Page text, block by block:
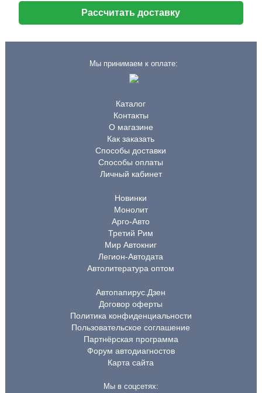
Рассчитать доставку
Мы принимаем к оплате:
Каталог
Контакты
О магазине
Как заказать
Способы доставки
Способы оплаты
Личный кабинет
Новинки
Монолит
Арго-Авто
Третий Рим
Мир Автокниг
Легион-Автодата
Автолитература оптом
Автопапирус.Дзен
Договор оферты
Политика конфиденциальности
Пользовательское соглашение
Партнёрская программа
Форум автодиагностов
Карта сайта
Мы в соцсетях: